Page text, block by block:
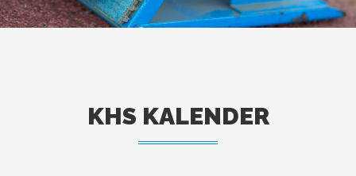
KHS KALENDER